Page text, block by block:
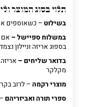
תלוי בסוג המוצר
בשילוט – כשאוספים את
במשלוח ספיישל – אם
בספוג אריזה וניילון נצמד
בדואר שליחים –
מקלקר
מוצרי רקמה – לרוב
ספרי תורה ואביזריהם